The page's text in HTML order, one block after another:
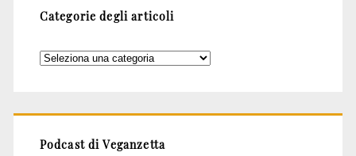
Categorie degli articoli
Categorie
Podcast di Veganzetta